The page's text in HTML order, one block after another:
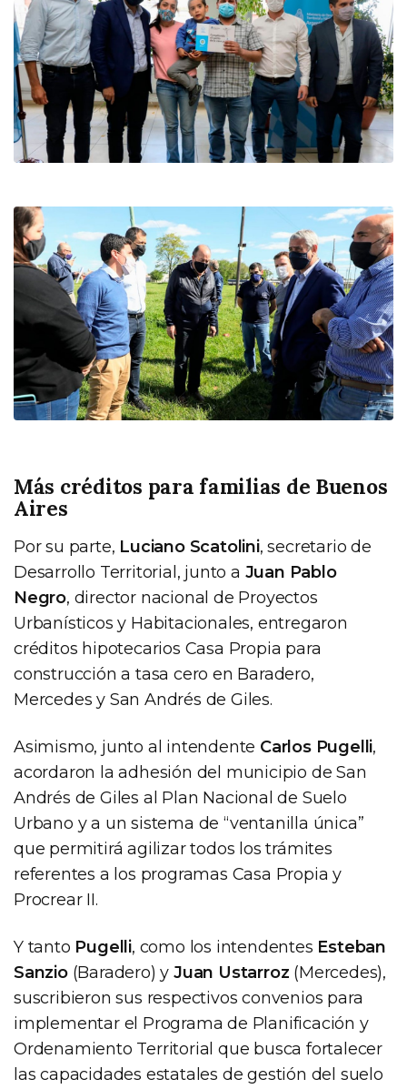
Más créditos para familias de Buenos
Aires
Por su parte, Luciano Scatolini, secretario de
Desarrollo Territorial, junto a Juan Pablo
Negro, director nacional de Proyectos
Urbanísticos y Habitacionales, entregaron
créditos hipotecarios Casa Propia para
construcción a tasa cero en Baradero,
Mercedes y San Andrés de Giles.
Asimismo, junto al intendente Carlos Pugelli,
acordaron la adhesión del municipio de San
Andrés de Giles al Plan Nacional de Suelo
Urbano y a un sistema de “ventanilla única”
que permitirá agilizar todos los trámites
referentes a los programas Casa Propia y
Procrear II.
Y tanto Pugelli, como los intendentes Esteban
Sanzio(Baradero) yJuan Ustarroz (Mercedes),
suscribieron sus respectivos convenios para
implementar el Programa de Planificación y
Ordenamiento Territorial que busca fortalecer
las capacidades estatales de gestión del suelo